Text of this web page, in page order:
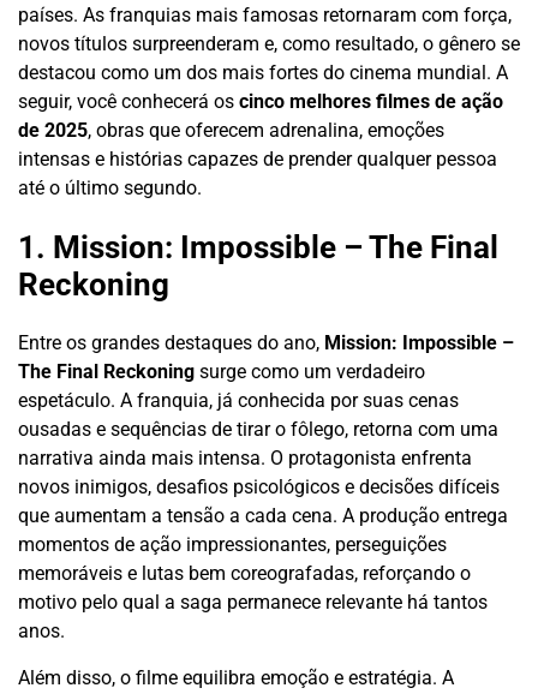
países. As franquias mais famosas retornaram com força,
novos títulos surpreenderam e, como resultado, o gênero se
destacou como um dos mais fortes do cinema mundial. A
seguir, você conhecerá os cinco melhores filmes de ação
de 2025, obras que oferecem adrenalina, emoções
intensas e histórias capazes de prender qualquer pessoa
até o último segundo.
1. Mission: Impossible – The Final
Reckoning
Entre os grandes destaques do ano, Mission: Impossible –
The Final Reckoning surge como um verdadeiro
espetáculo. A franquia, já conhecida por suas cenas
ousadas e sequências de tirar o fôlego, retorna com uma
narrativa ainda mais intensa. O protagonista enfrenta
novos inimigos, desafios psicológicos e decisões difíceis
que aumentam a tensão a cada cena. A produção entrega
momentos de ação impressionantes, perseguições
memoráveis e lutas bem coreografadas, reforçando o
motivo pelo qual a saga permanece relevante há tantos
anos.
Além disso, o filme equilibra emoção e estratégia. A